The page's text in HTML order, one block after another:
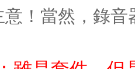
！當然，錄